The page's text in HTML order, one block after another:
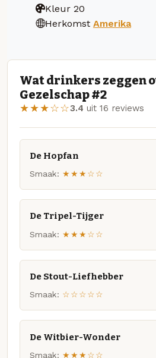
Kleur 20
Herkomst Amerika
Wat drinkers zeggen
Gezelschap #2
★★★☆☆3.4 uit 16 reviews
De Hopfan
Smaak: ★★★☆☆
De Tripel-Tijger
Smaak: ★★★☆☆
De Stout-Liefhebber
Smaak: ☆☆☆☆☆
De Witbier-Wonder
Smaak: ★★★☆☆